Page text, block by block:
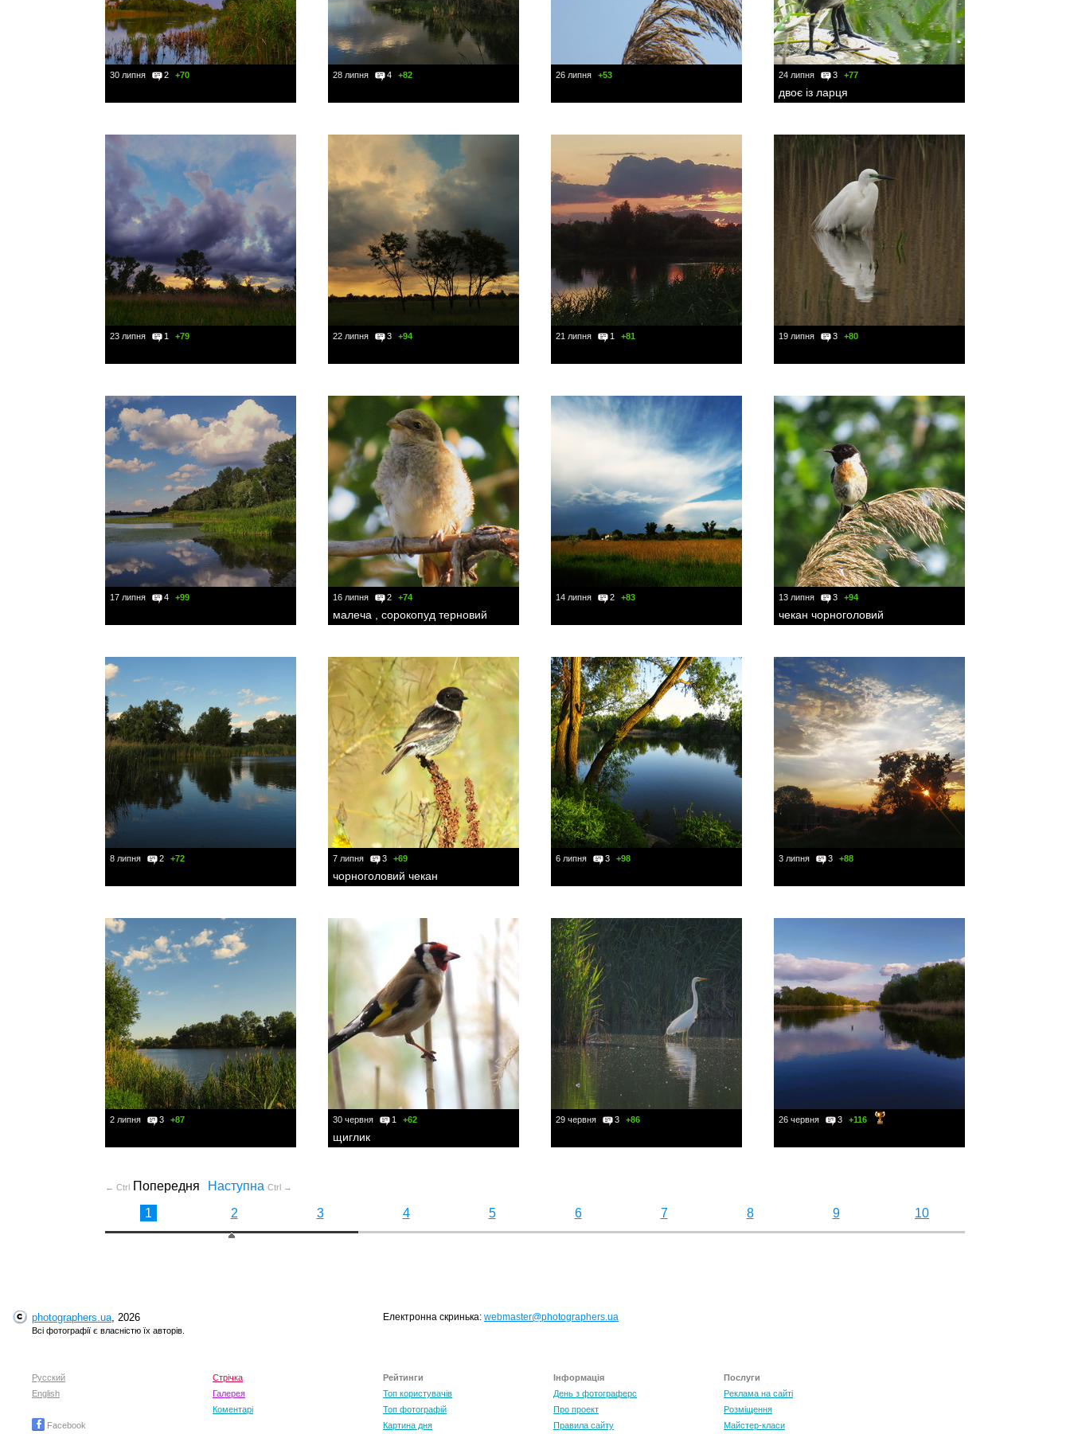
30 липня 2 +70 28 липня 4 +82 26 липня +53 24 липня 3 +77
двоє із ларця
23 липня 1 +79 22 липня 3 +94 21 липня 1 +81 19 липня 3 +80
17 липня 4 +99 16 липня 2 +74
малеча , сорокопуд терновий
14 липня 2 +83 13 липня 3 +94
чекан чорноголовий
8 липня 2 +72 7 липня 3 +69
чорноголовий чекан
6 липня 3 +98 3 липня 3 +88
2 липня 3 +87 30 червня 1 +62
щиглик
29 червня 3 +86 26 червня 3 +116
← Ctrl Попередня Наступна Ctrl →
1 2 3 4 5 6 7 8 9 10
photographers.ua, 2026
Всі фотографії є власністю їх авторів.
Електронна скринька: webmaster@photographers.ua
Русский
English
Facebook
Стрічка
Галерея
Коментарі
Рейтинги
Топ користувачів
Топ фотографій
Картина дня
Інформація
День з фотограферс
Про проект
Правила сайту
Послуги
Реклама на сайті
Розміщення
Майстер-класи